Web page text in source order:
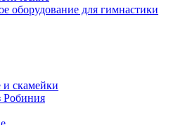
оборудование для гимнастики
и скамейки
Робиния